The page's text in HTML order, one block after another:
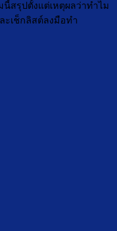
สรุปตั้งแต่เหตุผลว่าทำไม
ะเช็กลิสต์ลงมือทำ